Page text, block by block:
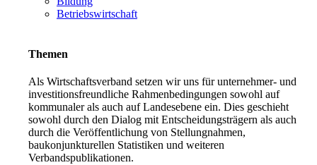
Betriebswirtschaft
Themen
Als Wirtschaftsverband setzen wir uns für unternehmer- und
investitionsfreundliche Rahmenbedingungen sowohl auf
kommunaler als auch auf Landesebene ein. Dies geschieht
sowohl durch den Dialog mit Entscheidungsträgern als auch
durch die Veröffentlichung von Stellungnahmen,
baukonjunkturellen Statistiken und weiteren
Verbandspublikationen.